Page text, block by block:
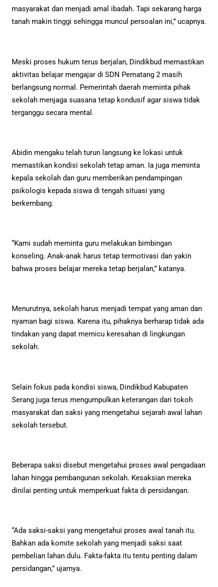
masyarakat dan menjadi amal ibadah. Tapi sekarang harga
tanah makin tinggi sehingga muncul persoalan ini,” ucapnya.
Meski proses hukum terus berjalan, Dindikbud memastikan
aktivitas belajar mengajar di SDN Pematang 2 masih
berlangsung normal. Pemerintah daerah meminta pihak
sekolah menjaga suasana tetap kondusif agar siswa tidak
terganggu secara mental.
Abidin mengaku telah turun langsung ke lokasi untuk
memastikan kondisi sekolah tetap aman. Ia juga meminta
kepala sekolah dan guru memberikan pendampingan
psikologis kepada siswa di tengah situasi yang
berkembang.
“Kami sudah meminta guru melakukan bimbingan
konseling. Anak-anak harus tetap termotivasi dan yakin
bahwa proses belajar mereka tetap berjalan,” katanya.
Menurutnya, sekolah harus menjadi tempat yang aman dan
nyaman bagi siswa. Karena itu, pihaknya berharap tidak ada
tindakan yang dapat memicu keresahan di lingkungan
sekolah.
Selain fokus pada kondisi siswa, Dindikbud Kabupaten
Serang juga terus mengumpulkan keterangan dari tokoh
masyarakat dan saksi yang mengetahui sejarah awal lahan
sekolah tersebut.
Beberapa saksi disebut mengetahui proses awal pengadaan
lahan hingga pembangunan sekolah. Kesaksian mereka
dinilai penting untuk memperkuat fakta di persidangan.
“Ada saksi-saksi yang mengetahui proses awal tanah itu.
Bahkan ada komite sekolah yang menjadi saksi saat
pembelian lahan dulu. Fakta-fakta itu tentu penting dalam
persidangan,” ujarnya.